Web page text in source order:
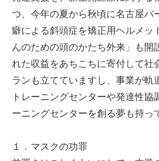
つ、今年の夏から秋頃に名古屋バ
癖による斜頭症を矯正用ヘルメッ
んのための頭のかたち外来」も開
れた収益をあちこちに寄付して社
ランも立てていますし、事業が軌
トレーニングセンターや発達性協
ーニングセンターを創る夢も持っ
１．マスクの功罪